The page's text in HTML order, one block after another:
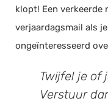
klopt! Een verkeerde
verjaardagsmail als
ongeïnteresseerd
Twijfel je of
Verstuur